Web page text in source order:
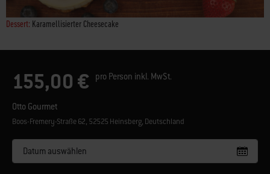
Dessert: Karamellisierter Cheesecake
155,00 € pro Person inkl. MwSt.
Otto Gourmet
Boos-Fremery-Straße 62, 52525 Heinsberg, Deutschland
Datum auswählen